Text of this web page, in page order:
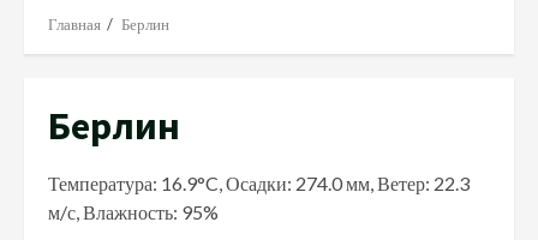
Главная Берлин
Берлин
Температура: 16.9°C, Осадки: 274.0 мм, Ветер: 22.3
м/с, Влажность: 95%